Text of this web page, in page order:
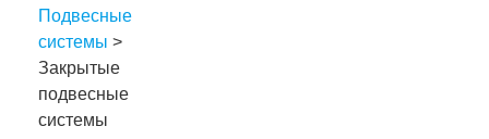
Подвесные
системы >
Закрытые
подвесные
системы